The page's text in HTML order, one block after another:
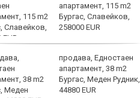
апартамент, 115 m2
Бургас, Славейков,
258000 EUR
продава, Едностаен
апартамент, 38 m2
Бургас, Меден Рудник,
44880 EUR